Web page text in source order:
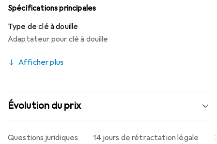
Spécifications principales
Type de clé à douille
Adaptateur pour clé à douille
Afficher plus
Évolution du prix
14 jours de rétractation légale
Questions juridiques